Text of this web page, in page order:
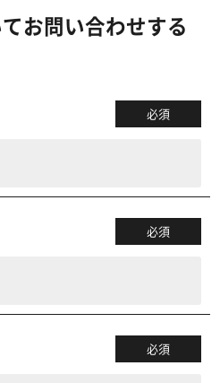
お問い合わせする
必須
必須
必須